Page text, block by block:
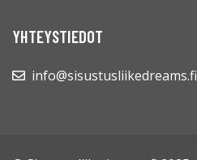
YHTEYSTIEDOT
info@sisustusliikedreams.fi